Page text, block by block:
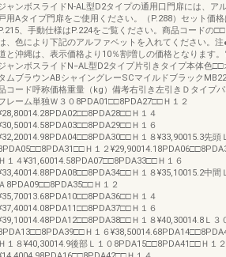
ャンボスライドN-AL型D2タイプの通用口門扉には、ア
戸用Aタイプ門扉をご使用ください。（P.288）セット価格
、手動仕様はP.224をご覧ください。商品コードの
、色により下記のアルファベットを入れてください。
と沖縄は、表示価格より10％割増しの価格となります
ャンボスライドN−AL型D2タイプ片引きタイプ本体色□□
タムブラウンABシャイングレーSCマイルドブラック
コード呼称価格重量（kg）備考右引き左引きＤタイプ
レーム単独Ｗ３０8PDA01□□8PDA27□□Ｈ１２
Ｈ１４
Ｈ１６
Ｈ１８¥33,90015.3先頭
Ｈ１２
Ｈ１４¥31,60014.58PDA07□□8PDA33□□Ｈ１６
Ｈ１８¥35,10015.2中間
Ａ8PDA09□□8PDA35□□Ｈ１２
Ｈ１４
Ｈ１６
Ｈ１８¥40,30014.8Ｌ３
Ｈ１６
Ｈ１８¥40,30014.9後部Ｌ１０8PDA15□□8PDA41□□Ｈ１２